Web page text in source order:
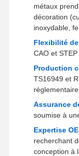
Les Affaires
Casting de
Pièces
pièces en tôle
fabrication de
métaux
décoration
inoxydable,
Flexibilité
CAO et
Production
TS16949 et
Assurance
soumise à
Expertise
recherchant
conception à